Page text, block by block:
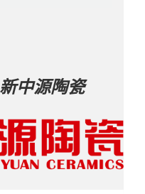
新中源陶瓷